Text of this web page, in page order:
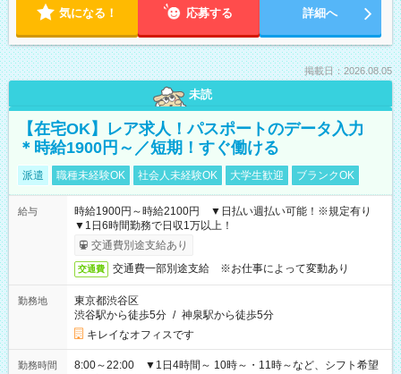
気になる！ 応募する 詳細へ
掲載日：2026.08.05
未読
【在宅OK】レア求人！パスポートのデータ入力
＊時給1900円～／短期！すぐ働ける
派遣 職種未経験OK 社会人未経験OK 大学生歓迎 ブランクOK
給与
時給1900円～時給2100円 ▼日払い週払い可能！※規定有り
▼1日6時間勤務で日収1万以上！
交通費別途支給あり
交通費 交通費一部別途支給 ※お仕事によって変動あり
勤務地
東京都渋谷区
渋谷駅から徒歩5分 / 神泉駅から徒歩5分
キレイなオフィスです
勤務時間
8:00～22:00 ▼1日4時間～ 10時～・11時～など、シフト希望